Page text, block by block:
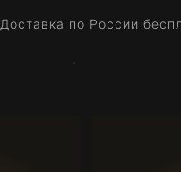
Доставка по России